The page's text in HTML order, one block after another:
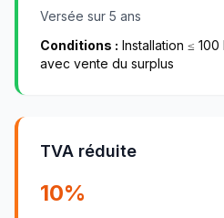
Versée sur 5 ans
Conditions : Installation ≤
avec vente du surplus
TVA réduite
10%